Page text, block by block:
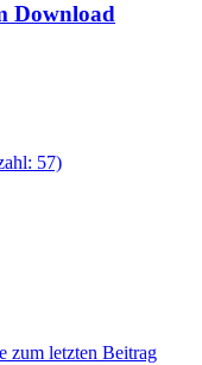
Download